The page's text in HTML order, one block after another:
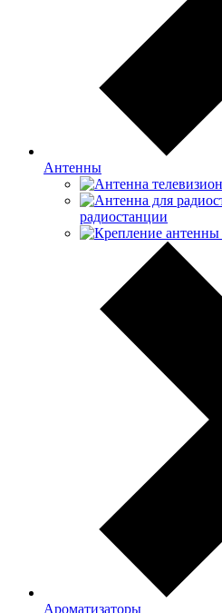
Антенны
радиостанции
Ароматизаторы